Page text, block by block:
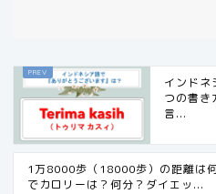
インドネ
つの書き
言...
1万8000歩（18000歩）の距離は
でカロリーは？何分？ダイエッ...